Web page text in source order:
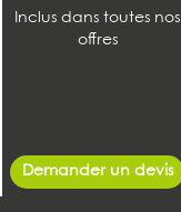
Inclus dans toutes nos
offres
Demander un devis